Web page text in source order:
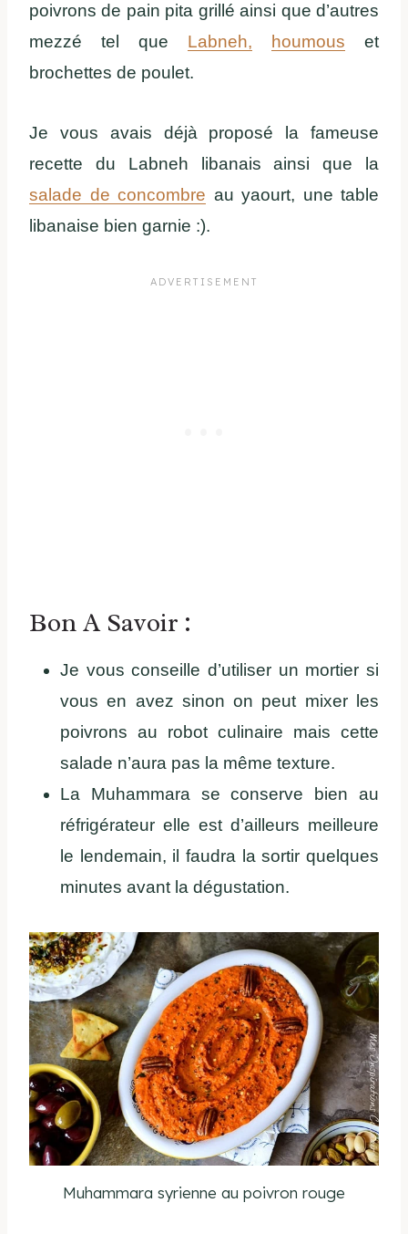
poivrons de pain pita grillé ainsi que d’autres
mezzé tel que Labneh, houmous et
brochettes de poulet.
Je vous avais déjà proposé la fameuse
recette du Labneh libanais ainsi que la
salade de concombre au yaourt, une table
libanaise bien garnie :).
Bon A Savoir :
Je vous conseille d’utiliser un mortier si
vous en avez sinon on peut mixer les
poivrons au robot culinaire mais cette
salade n’aura pas la même texture.
La Muhammara se conserve bien au
réfrigérateur elle est d’ailleurs meilleure
le lendemain, il faudra la sortir quelques
minutes avant la dégustation.
Muhammara syrienne au poivron rouge